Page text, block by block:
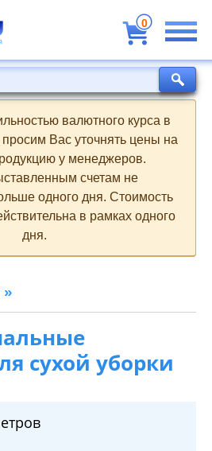
валютного курса в
Вас уточнять цены на
у менеджеров.
счетам не
одного дня. Стоимость
в рамках одного
дня.
»
сухой уборки
0